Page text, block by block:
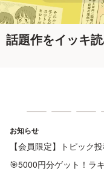
ママス
ママスタ
お知らせ
【会員限定】トピック
🎯5000円分ゲット！ラ